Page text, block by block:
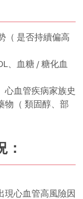
（ 是否持續偏高
、血糖 / 糖化血
心血管疾病家族史
物（ 類固醇、部
現心血管高風險因